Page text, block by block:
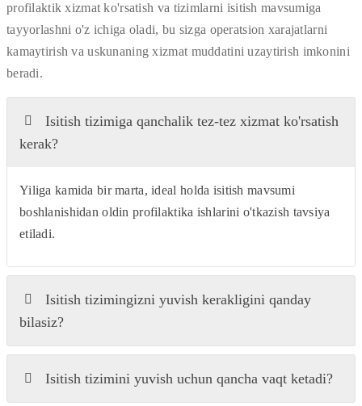
profilaktik xizmat ko'rsatish va tizimlarni isitish mavsumiga
tayyorlashni o'z ichiga oladi, bu sizga operatsion xarajatlarni
kamaytirish va uskunaning xizmat muddatini uzaytirish imkonini
beradi.
Isitish tizimiga qanchalik tez-tez xizmat ko'rsatish
kerak?
Yiliga kamida bir marta, ideal holda isitish mavsumi
boshlanishidan oldin profilaktika ishlarini o'tkazish tavsiya
etiladi.
Isitish tizimingizni yuvish kerakligini qanday
bilasiz?
Isitish tizimini yuvish uchun qancha vaqt ketadi?